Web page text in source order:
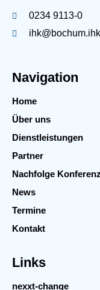
0234 9113-0
Navigation
Home
Über uns
Dienstleistungen
Partner
Nachfolge
News
Termine
Kontakt
Links
nexxt-change